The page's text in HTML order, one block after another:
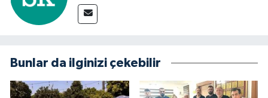
Bunlar da ilginizi çekebilir